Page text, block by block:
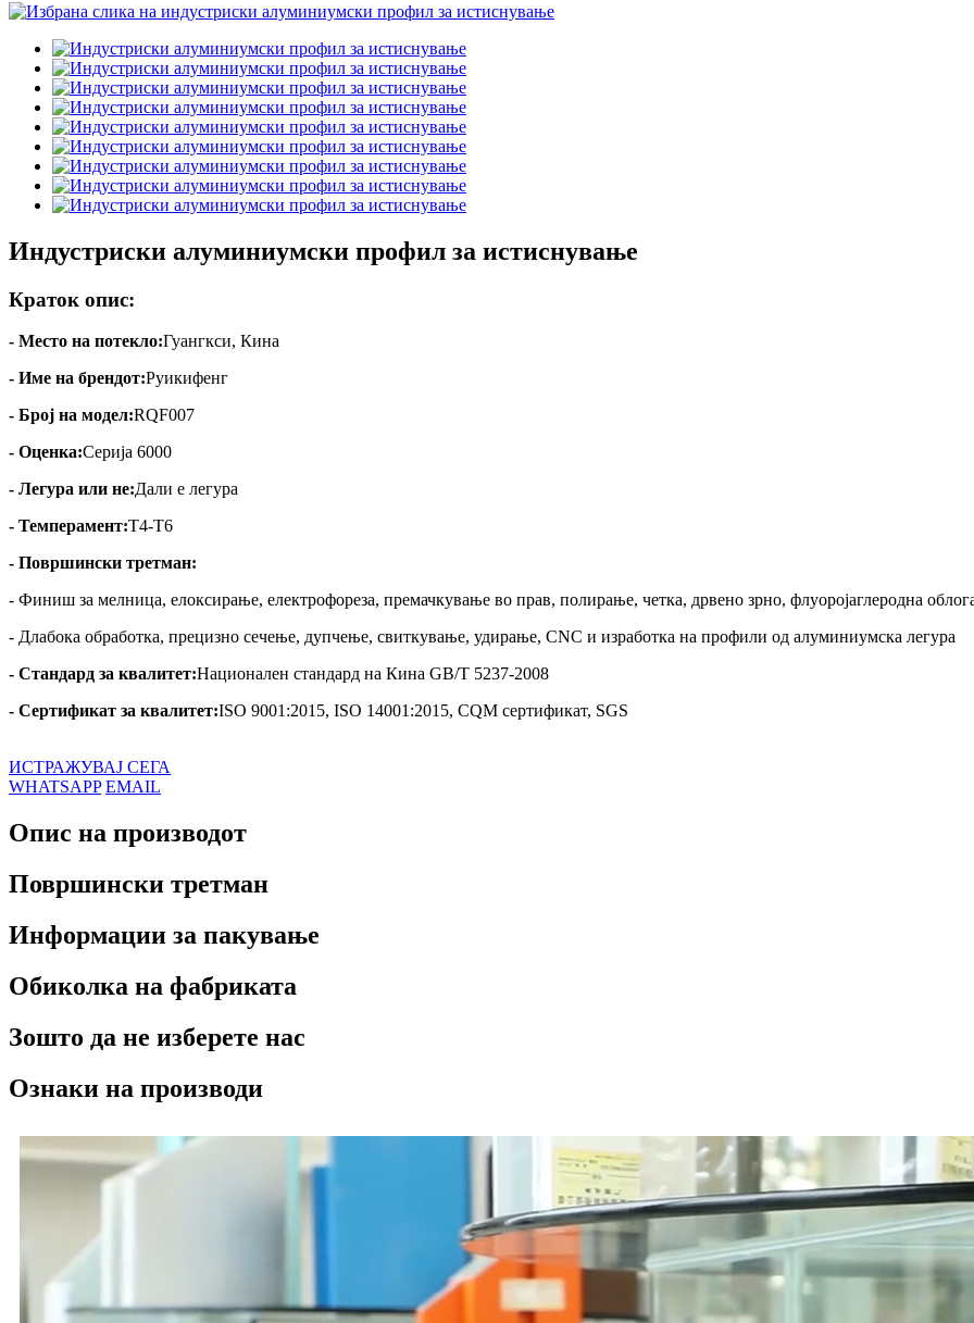
Индустриски алуминиумски профил за истиснување
Краток опис:
- Место на потекло:Гуангкси, Кина
- Име на брендот:Руикифенг
- Број на модел:RQF007
- Оценка:Серија 6000
- Легура или не:Дали е легура
- Темперамент:Т4-Т6
- Површински третман:
- Финиш за мелница, елоксирање, електрофореза, премачкување во прав, полирање, четка, дрвено зрно, флуоројаглеродна
- Длабока обработка, прецизно сечење, дупчење, свиткување, удирање, CNC и изработка на профили од алуминиумска легура
- Стандард за квалитет:Национален стандард на Кина GB/T 5237-2008
- Сертификат за квалитет:ISO 9001:2015, ISO 14001:2015, CQM сертификат, SGS
ИСТРАЖУВАЈ СЕГА
WHATSAPP EMAIL
Опис на производот
Површински третман
Информации за пакување
Обиколка на фабриката
Зошто да не изберете нас
Ознаки на производи